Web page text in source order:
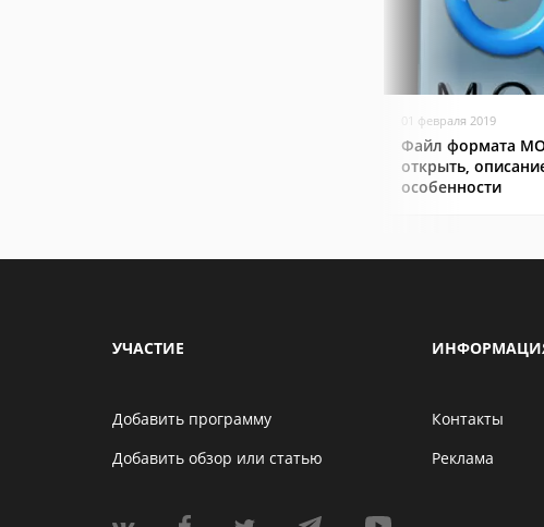
01 февраля 2019
Файл формата
открыть,
особенности
УЧАСТИЕ
Добавить программу
Добавить обзор или статью
Контакты
Реклама